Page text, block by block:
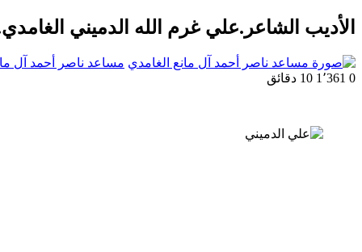
الأديب الشاعر.علي غرم الله الدميني
مساعد ناصر أحمد آل
0
10 دقائق